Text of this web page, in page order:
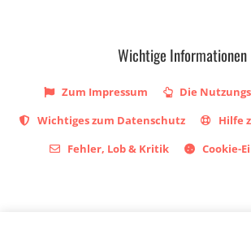
Wichtige Informationen
Zum Impressum
Die
Wichtiges zum Datenschutz
Hilfe
Fehler, Lob & Kritik
Cookie-